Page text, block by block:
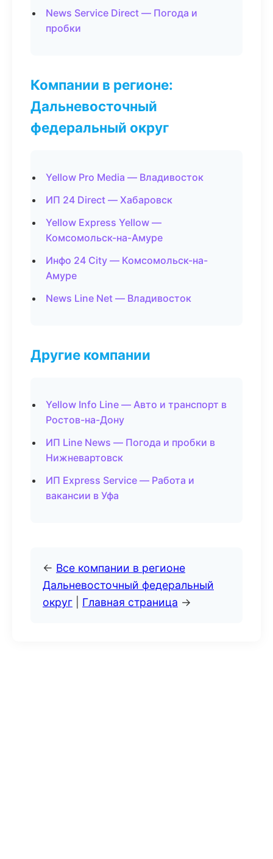
News Service Direct — Погода и
пробки
Компании в регионе:
Дальневосточный
федеральный округ
Yellow Pro Media — Владивосток
ИП 24 Direct — Хабаровск
Yellow Express Yellow —
Комсомольск-на-Амуре
Инфо 24 City — Комсомольск-на-
Амуре
News Line Net — Владивосток
Другие компании
Yellow Info Line — Авто и транспорт в
Ростов-на-Дону
ИП Line News — Погода и пробки в
Нижневартовск
ИП Express Service — Работа и
вакансии в Уфа
← Все компании в регионе
Дальневосточный федеральный
округ
Главная страница →